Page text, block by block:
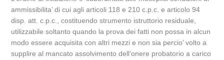
ammissibilita’ di cui agli articoli 118 e 210 c.p.c. e articolo 94
disp. att. c.p.c., costituendo strumento istruttorio residuale,
utilizzabile soltanto quando la prova dei fatti non possa in alcun
modo essere acquisita con altri mezzi e non sia percio’ volto a
supplire al mancato assolvimento dell’onere probatorio a carico